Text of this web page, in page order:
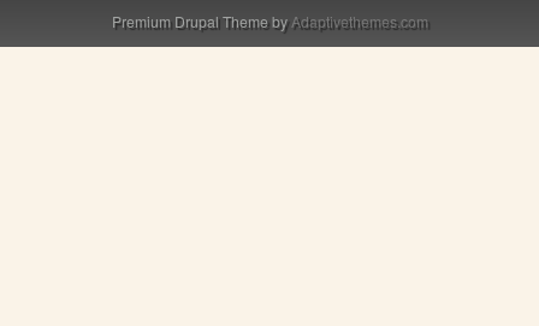
Premium Drupal Theme byAdaptivethemes.com